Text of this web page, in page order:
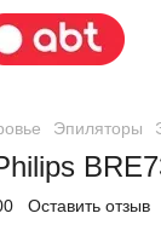
Эпиляторы
Оставить отзыв